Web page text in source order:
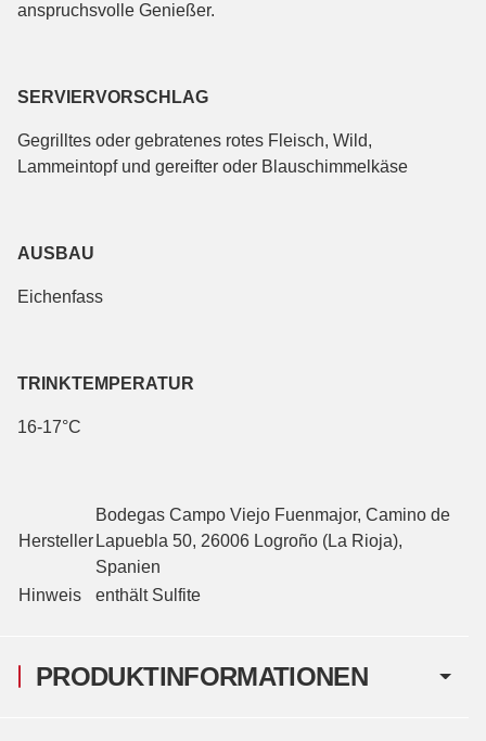
PRODUKTINFORMATIONEN
anspruchsvolle Genießer.
SERVIERVORSCHLAG
Gegrilltes oder gebratenes rotes Fleisch, Wild,
Lammeintopf und gereifter oder Blauschimmelkäse
AUSBAU
Eichenfass
TRINKTEMPERATUR
16-17°C
Hersteller
Bodegas Campo Viejo Fuenmajor, Camino de
Lapuebla 50, 26006 Logroño (La Rioja),
Spanien
Hinweis
enthält Sulfite